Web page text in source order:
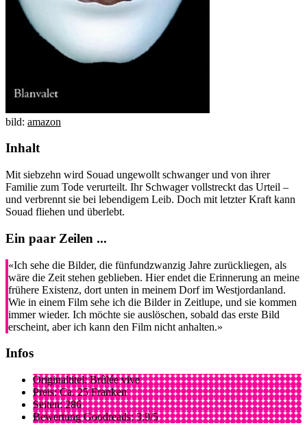
bild: amazon
Inhalt
Mit siebzehn wird Souad ungewollt schwanger und von ihrer
Familie zum Tode verurteilt. Ihr Schwager vollstreckt das Urteil –
und verbrennt sie bei lebendigem Leib. Doch mit letzter Kraft kann
Souad fliehen und überlebt.
Ein paar Zeilen ...
«Ich sehe die Bilder, die fünfundzwanzig Jahre zurückliegen, als
wäre die Zeit stehen geblieben. Hier endet die Erinnerung an meine
frühere Existenz, dort unten in meinem Dorf im Westjordanland.
Wie in einem Film sehe ich die Bilder in Zeitlupe, und sie kommen
immer wieder. Ich möchte sie auslöschen, sobald das erste Bild
erscheint, aber ich kann den Film nicht anhalten.»
Infos
Originaltitel: Brûlée vive
Preis: Ca. 25 Franken
Seiten: 286
Bewertung Goodreads: 3.9/5